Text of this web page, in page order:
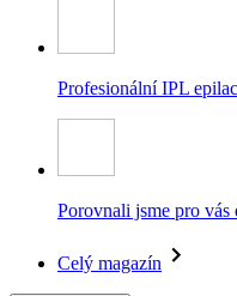
Profesionální IPL
Porovnali jsme pro
Celý magazín